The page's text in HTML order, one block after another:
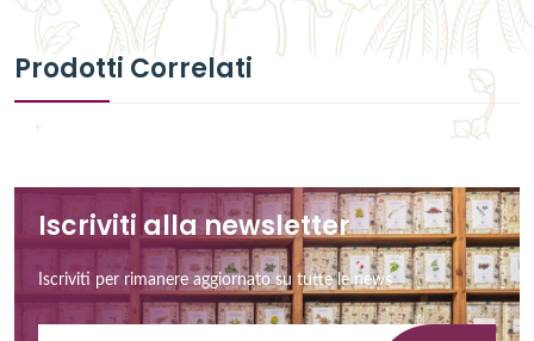
Prodotti Correlati
Iscriviti alla newsletter
Iscriviti per rimanere aggiornato su tutte le news